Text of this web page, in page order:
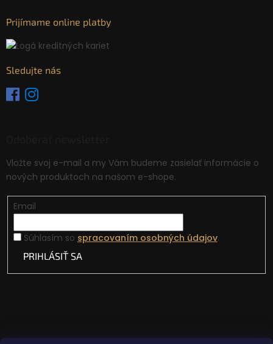
Prijímame online platby
Sledujte nás
Vložte svoj e-mail a my Vám budeme zasielať informácie o
nových produktoch na našom e-shope.
Email
Súhlasím so spracovaním osobných údajov.
PRIHLÁSIŤ SA